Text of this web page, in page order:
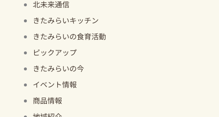
北未来通信
きたみらいキッチン
きたみらいの食育活動
ピックアップ
きたみらいの今
イベント情報
商品情報